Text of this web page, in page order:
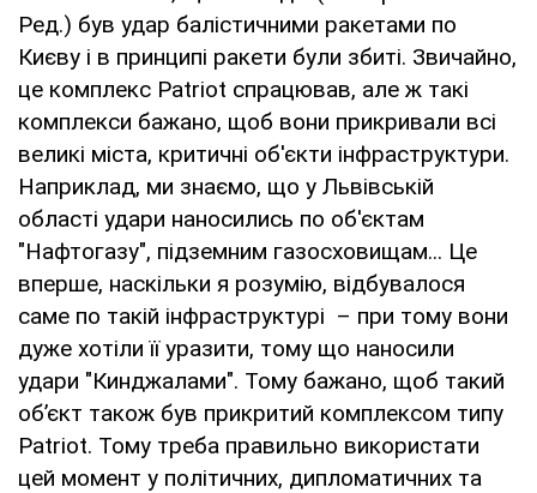
Ред.) був удар балістичними ракетами по
Києву і в принципі ракети були збиті. Звичайно,
це комплекс Patriot спрацював, але ж такі
комплекси бажано, щоб вони прикривали всі
великі міста, критичні об'єкти інфраструктури.
Наприклад, ми знаємо, що у Львівській
області удари наносились по об'єктам
"Нафтогазу", підземним газосховищам... Це
вперше, наскільки я розумію, відбувалося
саме по такій інфраструктурі – при тому вони
дуже хотіли її уразити, тому що наносили
удари "Кинджалами". Тому бажано, щоб такий
обʼєкт також був прикритий комплексом типу
Patriot. Тому треба правильно використати
цей момент у політичних, дипломатичних та